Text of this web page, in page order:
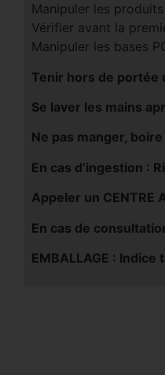
Manipuler les
Vérifier avant la
Manipuler les bases
Tenir hors de portée
Se laver les mains
Ne pas manger,
En cas d’ingestion :
Appeler un CENTRE
En cas de
EMBALLAGE : Indice